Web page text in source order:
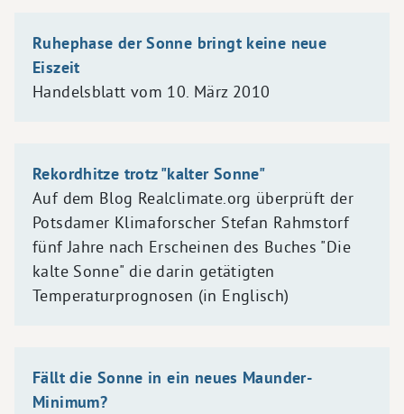
Ruhephase der Sonne bringt keine neue
Eiszeit
Handelsblatt vom 10. März 2010
Rekordhitze trotz "kalter Sonne"
Auf dem Blog Realclimate.org überprüft der
Potsdamer Klimaforscher Stefan Rahmstorf
fünf Jahre nach Erscheinen des Buches "Die
kalte Sonne" die darin getätigten
Temperaturprognosen (in Englisch)
Fällt die Sonne in ein neues Maunder-
Minimum?